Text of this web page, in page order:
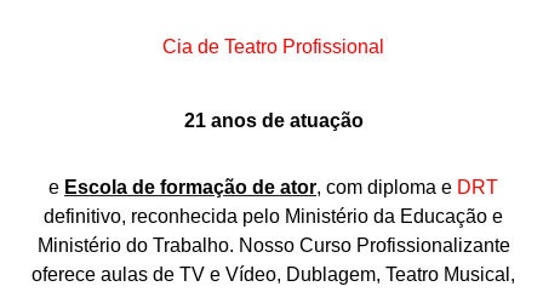
Cia de Teatro Profissional
21 anos de atuação
e Escola de formação de ator, com diploma e DRT
definitivo, reconhecida pelo Ministério da Educação e
Ministério do Trabalho. Nosso Curso Profissionalizante
oferece aulas de TV e Vídeo, Dublagem, Teatro Musical,